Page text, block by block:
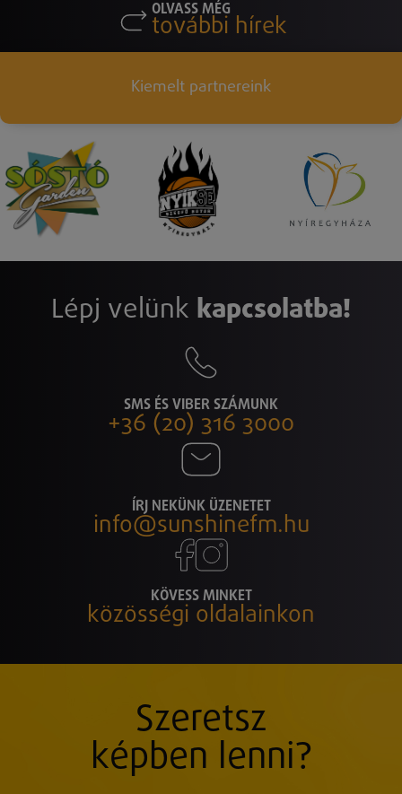
OLVASS MÉG
további hírek
Kiemelt partnereink
Lépj velünk kapcsolatba!
SMS ÉS VIBER SZÁMUNK
+36 (20) 316 3000
ÍRJ NEKÜNK ÜZENETET
info@sunshinefm.hu
KÖVESS MINKET
közösségi oldalainkon
Szeretsz
képben lenni?